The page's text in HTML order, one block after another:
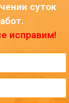
суток
исправим!